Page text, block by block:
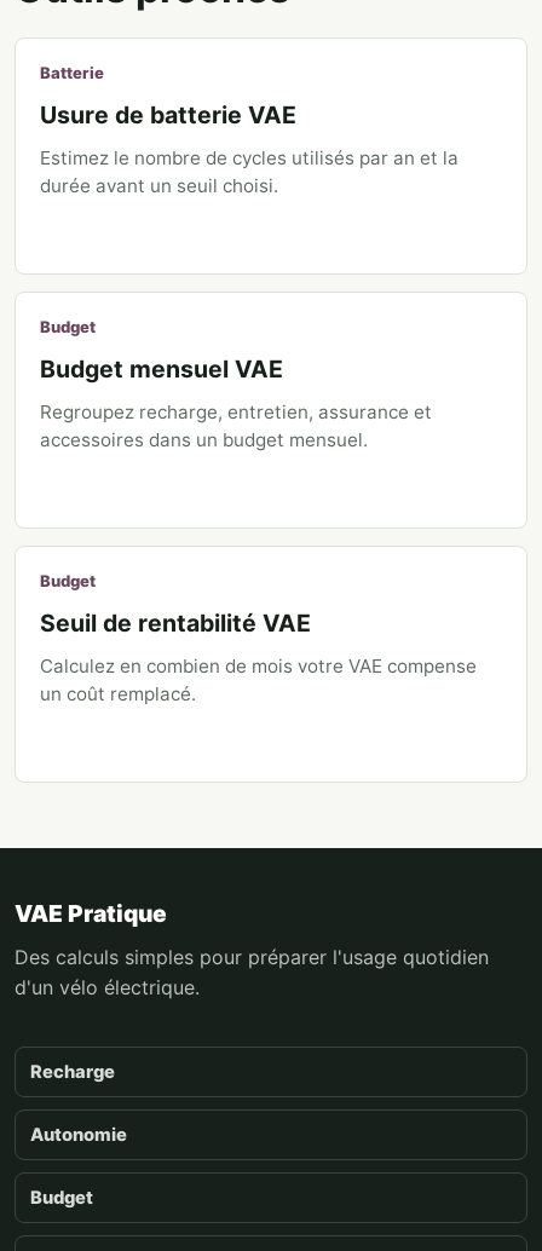
Batterie
Usure de batterie VAE
Estimez le nombre de cycles utilisés par an et la
durée avant un seuil choisi.
Budget
Budget mensuel VAE
Regroupez recharge, entretien, assurance et
accessoires dans un budget mensuel.
Budget
Seuil de rentabilité VAE
Calculez en combien de mois votre VAE compense
un coût remplacé.
VAE Pratique
Des calculs simples pour préparer l'usage quotidien
d'un vélo électrique.
Recharge
Autonomie
Budget